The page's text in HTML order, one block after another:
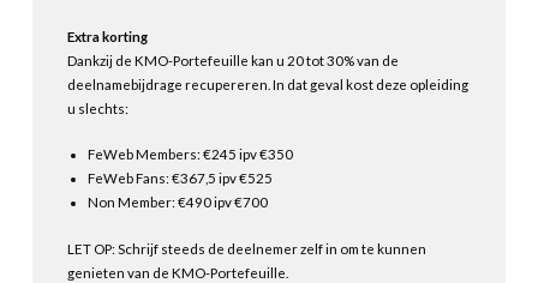
Extra korting
Dankzij de KMO-Portefeuille kan u 20 tot 30% van de
deelnamebijdrage recupereren. In dat geval kost deze opleiding
u slechts:
FeWeb Members: €245 ipv €350
FeWeb Fans: €367,5 ipv €525
Non Member: €490 ipv €700
LET OP: Schrijf steeds de deelnemer zelf in om te kunnen
genieten van de KMO-Portefeuille.